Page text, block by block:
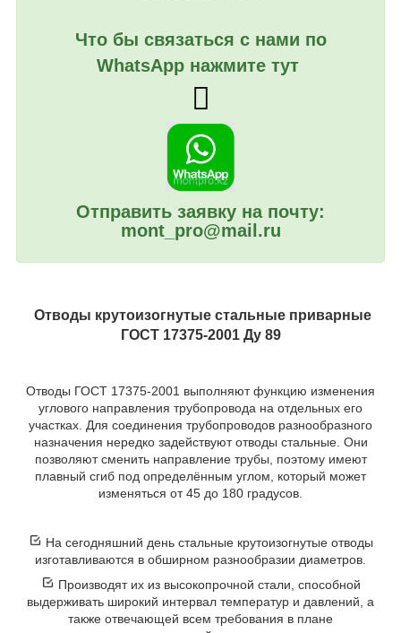
Что бы связаться с нами по
WhatsApp нажмите тут
Отправить заявку на почту:
mont_pro@mail.ru
Отводы крутоизогнутые стальные приварные
ГОСТ 17375-2001 Ду 89
Отводы ГОСТ 17375-2001 выполняют функцию изменения
углового направления трубопровода на отдельных его
участках. Для соединения трубопроводов разнообразного
назначения нередко задействуют отводы стальные. Они
позволяют сменить направление трубы, поэтому имеют
плавный сгиб под определённым углом, который может
изменяться от 45 до 180 градусов.
На сегодняшний день стальные крутоизогнутые отводы
изготавливаются в обширном разнообразии диаметров.
Производят их из высокопрочной стали, способной
выдерживать широкий интервал температур и давлений, а
также отвечающей всем требования в плане